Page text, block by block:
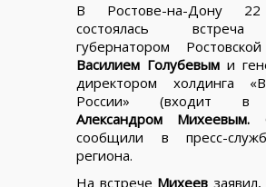
В Ростове-на-Дону 22
состоялась
губернатором
Василием Голубевым и
директором холдинга
России» (входит в
Александром Михеевым.
сообщили в пресс-
региона.
На встрече Михеев